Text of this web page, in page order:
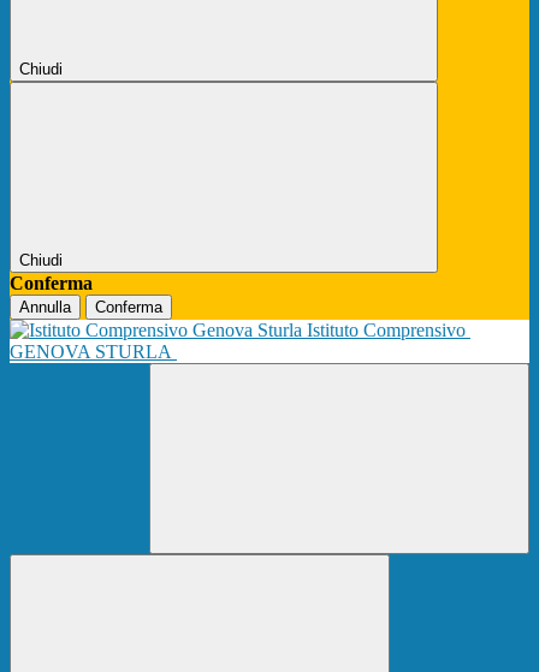
Chiudi
Chiudi
Conferma
Annulla Conferma
Istituto Comprensivo
GENOVA STURLA